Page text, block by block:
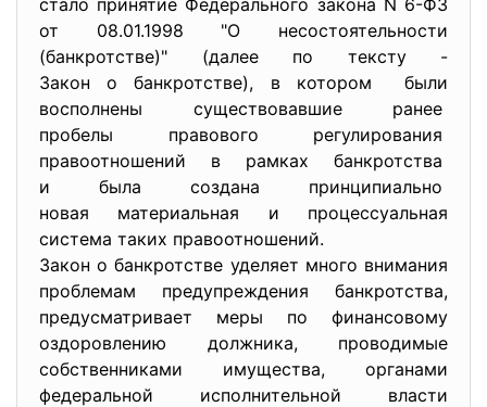
стало принятие Федерального закона N 6-ФЗ
от 08.01.1998 "О несостоятельности
(банкротстве)" (далее по тексту -
Закон о банкротстве), в котором были
восполнены существовавшие ранее
пробелы правового регулирования
правоотношений в рамках банкротства
и была создана принципиально
новая материальная и процессуальная
система таких правоотношений.
Закон о банкротстве уделяет много внимания
проблемам предупреждения банкротства,
предусматривает меры по финансовому
оздоровлению должника, проводимые
собственниками имущества, органами
федеральной исполнительной власти